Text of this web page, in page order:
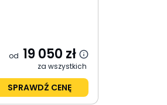
od 19 050 zł
za wszystkich
SPRAWDŹ CENĘ